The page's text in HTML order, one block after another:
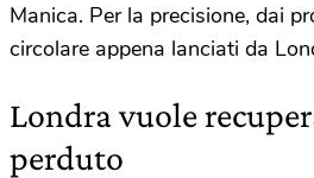
Manica. Per la precisione, dai
circolare appena lanciati da
Londra vuole
perduto